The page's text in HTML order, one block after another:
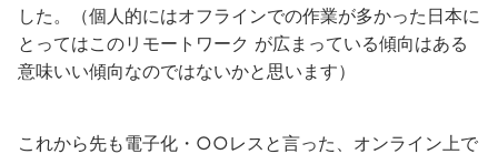
した。（個人的にはオフラインでの作業が多かった日本に
とってはこのリモートワーク が広まっている傾向はある
意味いい傾向なのではないかと思います）
これから先も電子化・○○レスと言った、オンライン上で